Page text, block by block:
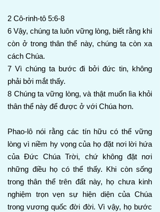
2 Cô-rinh-tô 5:6-8
6 Vậy, chúng ta luôn vững lòng, biết rằng khi
còn ở trong thân thể này, chúng ta còn xa
cách Chúa.
7 Vì chúng ta bước đi bởi đức tin, không
phải bởi mắt thấy.
8 Chúng ta vững lòng, và thật muốn lìa khỏi
thân thể này để được ở với Chúa hơn.
Phao-lô nói rằng các tín hữu có thể vững
lòng vì niềm hy vọng của họ đặt nơi lời hứa
của Đức Chúa Trời, chứ không đặt nơi
những điều họ có thể thấy. Khi còn sống
trong thân thể trên đất này, họ chưa kinh
nghiệm trọn vẹn sự hiện diện của Chúa
trong vương quốc đời đời. Vì vậy, họ bước